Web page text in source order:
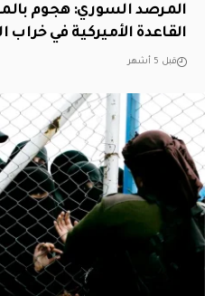
المرصد السوري: هجوم
القاعدة الأميركية في خراب
قبل 5 أشهر